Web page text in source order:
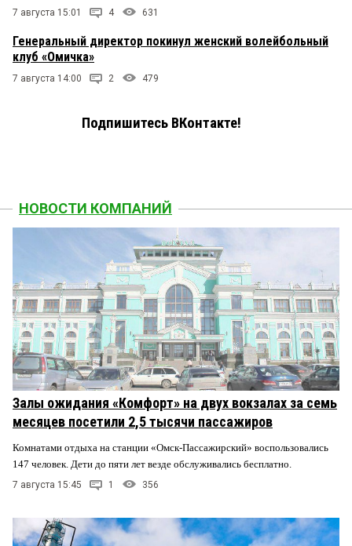
7 августа 15:01 4 631
Генеральный директор покинул женский волейбольный
клуб «Омичка»
7 августа 14:00 2 479
Подпишитесь ВКонтакте!
НОВОСТИ КОМПАНИЙ
Залы ожидания «Комфорт» на двух вокзалах за семь
месяцев посетили 2,5 тысячи пассажиров
Комнатами отдыха на станции «Омск-Пассажирский» воспользовались
147 человек. Дети до пяти лет везде обслуживались бесплатно.
7 августа 15:45 1 356